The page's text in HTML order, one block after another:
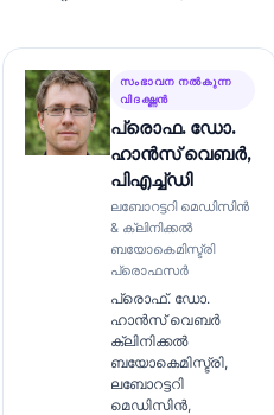
സംഭാവന നൽകുന്ന
വിദഗ്ദ്ധൻ
പ്രൊഫ. ഡോ.
ഹാൻസ് വെബർ,
പിഎച്ച്ഡി
ലബോറട്ടറി മെഡിസിൻ
& ക്ലിനിക്കൽ
ബയോകെമിസ്ട്രി
പ്രൊഫസർ
പ്രൊഫ്. ഡോ.
ഹാൻസ് വെബർ
ക്ലിനിക്കൽ
ബയോകെമിസ്ട്രി,
ലബോറട്ടറി
മെഡിസിൻ,